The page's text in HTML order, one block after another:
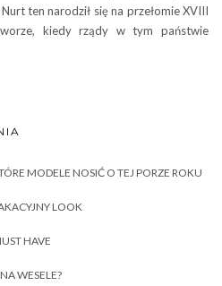
ten narodził się na przełomie XVIII
kiedy rządy w tym państwie
MODELE NOSIĆ O TEJ PORZE ROKU
LOOK
HAVE
WESELE?